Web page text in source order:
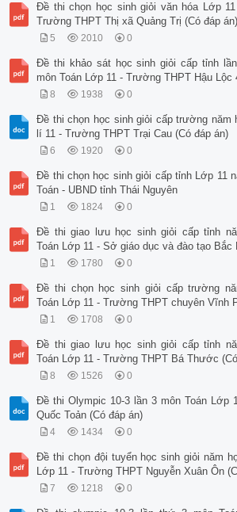
Đề thi chọn học sinh giỏi văn hóa Lớp
Trường THPT Thị xã Quảng Trị (Có đáp án)
5 2010 0
Đề thi khảo sát học sinh giỏi cấp tỉnh
môn Toán Lớp 11 - Trường THPT Hậu Lộc
8 1938 0
Đề thi chọn học sinh giỏi cấp trường năm
lí 11 - Trường THPT Trại Cau (Có đáp án)
6 1920 0
Đề thi chọn học sinh giỏi cấp tỉnh Lớp 11
Toán - UBND tỉnh Thái Nguyên
1 1824 0
Đề thi giao lưu học sinh giỏi cấp tỉnh
Toán Lớp 11 - Sở giáo dục và đào tạo Bắc
1 1780 0
Đề thi chọn học sinh giỏi cấp trường
Toán Lớp 11 - Trường THPT chuyên Vĩnh
1 1708 0
Đề thi giao lưu học sinh giỏi cấp tỉnh
Toán Lớp 11 - Trường THPT Bá Thước
8 1526 0
Đề thi Olympic 10-3 lần 3 môn Toán Lớp
Quốc Toản (Có đáp án)
4 1434 0
Đề thi chọn đội tuyển học sinh giỏi năm
Lớp 11 - Trường THPT Nguyễn Xuân Ôn
7 1218 0